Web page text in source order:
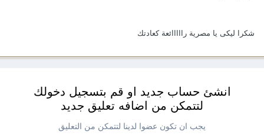
شكرا ليكى يا مصرية رااااائعة كعادتك
انشئ حساب جديد او قم بتسجيل دخولك
لتتمكن من اضافه تعليق جديد
يجب ان تكون عضوا لدينا لتتمكن من التعليق